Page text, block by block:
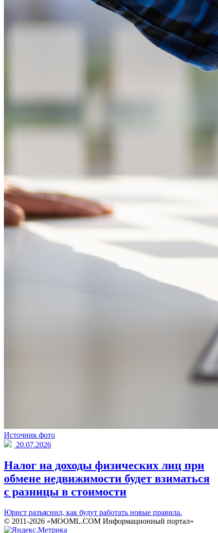
Источник фото
20.07.2026
Налог на доходы физических лиц при
обмене недвижимости будет взиматься
с разницы в стоимости
Юрист разъяснил, как будут работать новые правила.
© 2011-2026 «MOOML.COM Информационный портал»